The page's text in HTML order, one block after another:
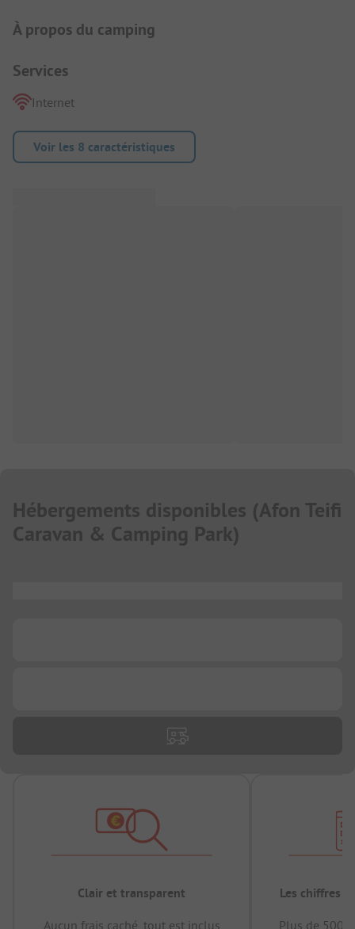
Présentation du camping
À propos du camping
Services
Internet
Voir les 8 caractéristiques
Hébergements disponibles (Afon Teifi
Caravan & Camping Park)
Clair et transparent
Aucun frais caché, tout est inclus
Les chiffres
Plus de